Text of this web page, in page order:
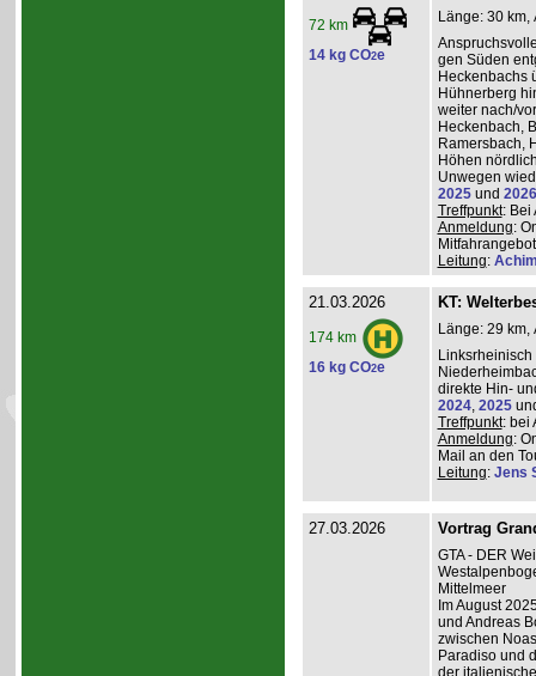
72 km
14 kg CO2e
Länge: 30 km,
gen Süden
Heckenbachs
Hühnerberg
weiter nach/
Heckenbach,
Ramersbach,
Höhen
Unwegen
2025und 2026
Treffpunkt: Bei
Anmeldung:
Leitung:
21.03.2026
174 km
16 kg CO2e
KT:
Länge: 29 km,
direkte Hin-
2024, 2025
Treffpunkt: bei
Anmeldung:
Mail an den
Leitung: Jens
27.03.2026 Vortrag
GTA - DER
Mittelmeer
Im August
und Andreas
zwischen
Paradiso und
der